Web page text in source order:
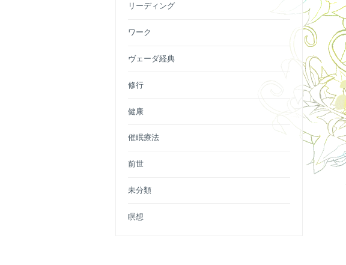
リーディング
ワーク
ヴェーダ経典
修行
健康
催眠療法
前世
未分類
瞑想